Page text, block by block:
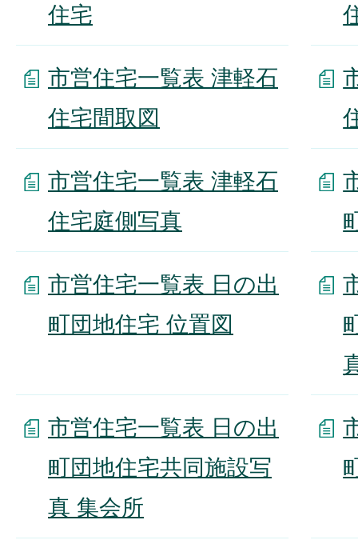
住宅
市営住宅一覧表 津軽石
住宅間取図
市営住宅一覧表 津軽石
住宅庭側写真
市営住宅一覧表 日の出
町団地住宅 位置図
市営住宅一覧表 日の出
町団地住宅共同施設写
真 集会所